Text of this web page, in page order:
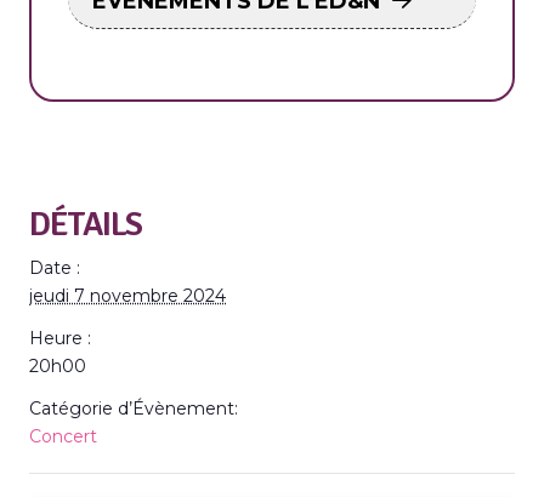
DÉTAILS
Date :
jeudi 7 novembre 2024
Heure :
20h00
Catégorie d’Évènement:
Concert